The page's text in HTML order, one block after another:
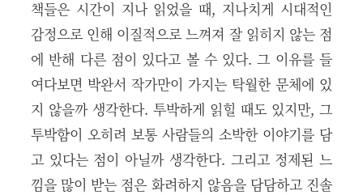
책들은 시간이 지나 읽었을 때, 지나치게 시대적인
감정으로 인해 이질적으로 느껴져 잘 읽히지 않는 점
에 반해 다른 점이 있다고 볼 수 있다. 그 이유를 들
여다보면 박완서 작가만이 가지는 탁월한 문체에 있
지 않을까 생각한다. 투박하게 읽힐 때도 있지만, 그
투박함이 오히려 보통 사람들의 소박한 이야기를 담
고 있다는 점이 아닐까 생각한다. 그리고 정제된 느
낌을 많이 받는 점은 화려하지 않음을 담담하고 진솔